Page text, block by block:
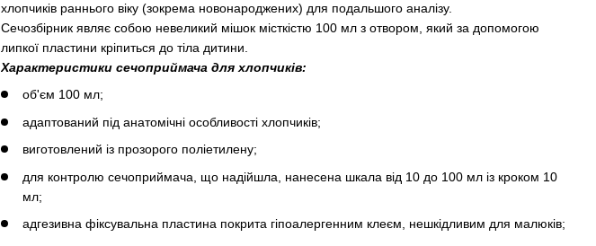
хлопчиків раннього віку (зокрема новонароджених) для подальшого аналізу.
Сечозбірник являє собою невеликий мішок місткістю 100 мл з отвором, який за допомогою
липкої пластини кріпиться до тіла дитини.
Характеристики сечоприймача для хлопчиків:
об'єм 100 мл;
адаптований під анатомічні особливості хлопчиків;
виготовлений із прозорого поліетилену;
для контролю сечоприймача, що надійшла, нанесена шкала від 10 до 100 мл із кроком 10
мл;
адгезивна фіксувальна пластина покрита гіпоалергенним клеєм, нешкідливим для малюків;